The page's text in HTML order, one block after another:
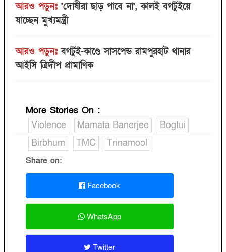
আরও পড়ুনঃ 'দোষীরা ছাড় পাবে না', কালই বগটুইয়ে
যাচ্ছেন মুখ্যমন্ত্রী
আরও পড়ুনঃ বগটুই-কাণ্ডে সাসপেন্ড রামপুরহাট থানার
আইসি ত্রিদীপ প্রামাণিক
More Stories On :
Violence
Mamata Banerjee
Bogtui
Birbhum
TMC Trinamool
Share on:
Facebook
WhatsApp
Twitter